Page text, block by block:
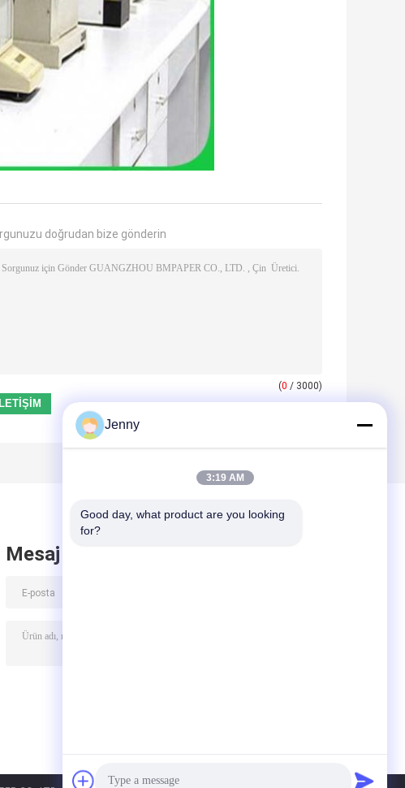
doğrudan bize gönderin
(0 / 3000)
Mesaj bırak
Jenny
3:19 AM
Good day, what product are you looking
for?